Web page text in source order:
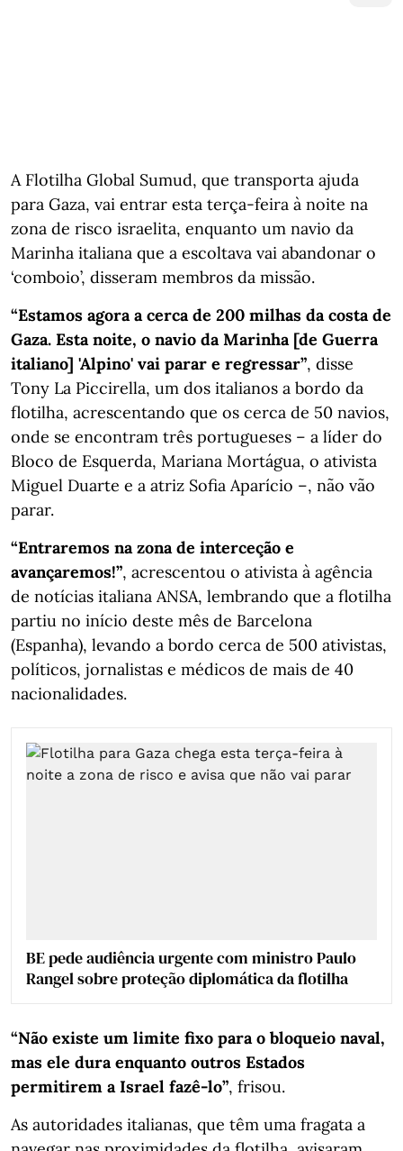
A Flotilha Global Sumud, que transporta ajuda
para Gaza, vai entrar esta terça-feira à noite na
zona de risco israelita, enquanto um navio da
Marinha italiana que a escoltava vai abandonar o
‘comboio’, disseram membros da missão.
“Estamos agora a cerca de 200 milhas da costa de
Gaza. Esta noite, o navio da Marinha [de Guerra
italiano] 'Alpino' vai parar e regressar”, disse
Tony La Piccirella, um dos italianos a bordo da
flotilha, acrescentando que os cerca de 50 navios,
onde se encontram três portugueses – a líder do
Bloco de Esquerda, Mariana Mortágua, o ativista
Miguel Duarte e a atriz Sofia Aparício –, não vão
parar.
“Entraremos na zona de interceção e
avançaremos!”, acrescentou o ativista à agência
de notícias italiana ANSA, lembrando que a flotilha
partiu no início deste mês de Barcelona
(Espanha), levando a bordo cerca de 500 ativistas,
políticos, jornalistas e médicos de mais de 40
nacionalidades.
BE pede audiência urgente com ministro Paulo
Rangel sobre proteção diplomática da flotilha
“Não existe um limite fixo para o bloqueio naval,
mas ele dura enquanto outros Estados
permitirem a Israel fazê-lo”, frisou.
As autoridades italianas, que têm uma fragata a